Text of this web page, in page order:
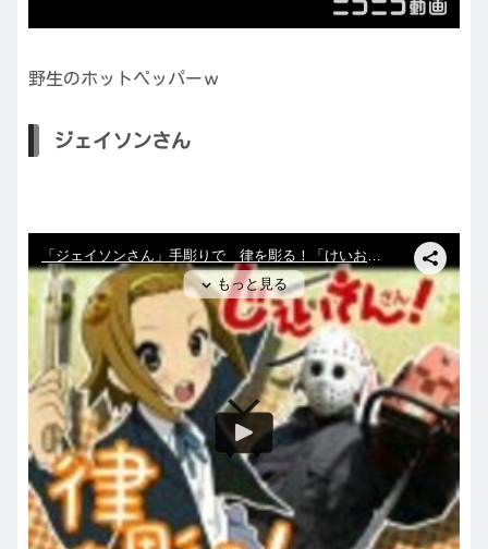
野生のホットペッパーｗ
ジェイソンさん